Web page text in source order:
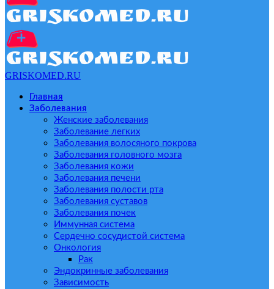
GRISKOMED.RU
Главная
Заболевания
Женские заболевания
Заболевание легких
Заболевания волосяного покрова
Заболевания головного мозга
Заболевания кожи
Заболевания печени
Заболевания полости рта
Заболевания суставов
Заболевания почек
Иммунная система
Сердечно сосудистой система
Онкология
Рак
Эндокринные заболевания
Зависимость